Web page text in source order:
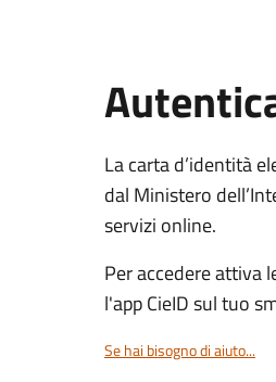
La carta d’identità
dal Ministero
servizi online.
Per accedere attiva
l'app CieID sul tuo
Se hai bisogno di aiuto...